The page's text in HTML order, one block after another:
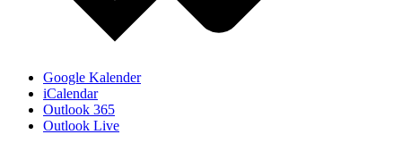
Google Kalender
iCalendar
Outlook 365
Outlook Live